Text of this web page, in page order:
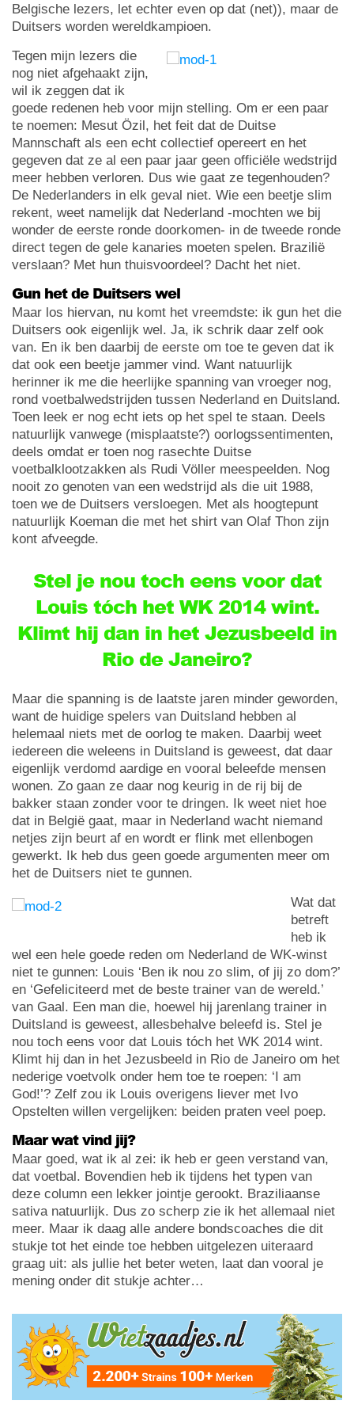
Belgische lezers, let echter even op dat (net)), maar de
Duitsers worden wereldkampioen.
Tegen mijn lezers die
nog niet afgehaakt zijn,
wil ik zeggen dat ik
goede redenen heb voor mijn stelling. Om er een paar
te noemen: Mesut Özil, het feit dat de Duitse
Mannschaft als een echt collectief opereert en het
gegeven dat ze al een paar jaar geen officiële wedstrijd
meer hebben verloren. Dus wie gaat ze tegenhouden?
De Nederlanders in elk geval niet. Wie een beetje slim
rekent, weet namelijk dat Nederland -mochten we bij
wonder de eerste ronde doorkomen- in de tweede ronde
direct tegen de gele kanaries moeten spelen. Brazilië
verslaan? Met hun thuisvoordeel? Dacht het niet.
Gun het de Duitsers wel
Maar los hiervan, nu komt het vreemdste: ik gun het die
Duitsers ook eigenlijk wel. Ja, ik schrik daar zelf ook
van. En ik ben daarbij de eerste om toe te geven dat ik
dat ook een beetje jammer vind. Want natuurlijk
herinner ik me die heerlijke spanning van vroeger nog,
rond voetbalwedstrijden tussen Nederland en Duitsland.
Toen leek er nog echt iets op het spel te staan. Deels
natuurlijk vanwege (misplaatste?) oorlogssentimenten,
deels omdat er toen nog rasechte Duitse
voetbalklootzakken als Rudi Völler meespeelden. Nog
nooit zo genoten van een wedstrijd als die uit 1988,
toen we de Duitsers versloegen. Met als hoogtepunt
natuurlijk Koeman die met het shirt van Olaf Thon zijn
kont afveegde.
Stel je nou toch eens voor dat
Louis tóch het WK 2014 wint.
Klimt hij dan in het Jezusbeeld in
Rio de Janeiro?
Maar die spanning is de laatste jaren minder geworden,
want de huidige spelers van Duitsland hebben al
helemaal niets met de oorlog te maken. Daarbij weet
iedereen die weleens in Duitsland is geweest, dat daar
eigenlijk verdomd aardige en vooral beleefde mensen
wonen. Zo gaan ze daar nog keurig in de rij bij de
bakker staan zonder voor te dringen. Ik weet niet hoe
dat in België gaat, maar in Nederland wacht niemand
netjes zijn beurt af en wordt er flink met ellenbogen
gewerkt. Ik heb dus geen goede argumenten meer om
het de Duitsers niet te gunnen.
Wat dat
betreft
heb ik
wel een hele goede reden om Nederland de WK-winst
niet te gunnen: Louis ‘Ben ik nou zo slim, of jij zo dom?’
en ‘Gefeliciteerd met de beste trainer van de wereld.’
van Gaal. Een man die, hoewel hij jarenlang trainer in
Duitsland is geweest, allesbehalve beleefd is. Stel je
nou toch eens voor dat Louis tóch het WK 2014 wint.
Klimt hij dan in het Jezusbeeld in Rio de Janeiro om het
nederige voetvolk onder hem toe te roepen: ‘I am
God!’? Zelf zou ik Louis overigens liever met Ivo
Opstelten willen vergelijken: beiden praten veel poep.
Maar wat vind jij?
Maar goed, wat ik al zei: ik heb er geen verstand van,
dat voetbal. Bovendien heb ik tijdens het typen van
deze column een lekker jointje gerookt. Braziliaanse
sativa natuurlijk. Dus zo scherp zie ik het allemaal niet
meer. Maar ik daag alle andere bondscoaches die dit
stukje tot het einde toe hebben uitgelezen uiteraard
graag uit: als jullie het beter weten, laat dan vooral je
mening onder dit stukje achter…